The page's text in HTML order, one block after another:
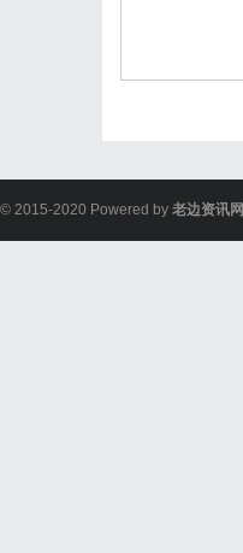
© 2015-2020 Powered by 老边资讯网